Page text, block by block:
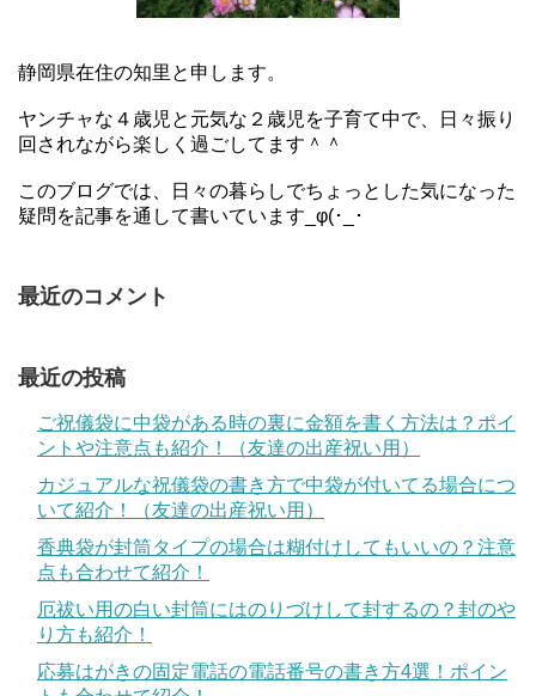
静岡県在住の知里と申します。
ヤンチャな４歳児と元気な２歳児を子育て中で、日々振り
回されながら楽しく過ごしてます＾＾
このブログでは、日々の暮らしでちょっとした気になった
疑問を記事を通して書いています_φ(･_･
最近のコメント
最近の投稿
ご祝儀袋に中袋がある時の裏に金額を書く方法は？ポイ
ントや注意点も紹介！（友達の出産祝い用）
カジュアルな祝儀袋の書き方で中袋が付いてる場合につ
いて紹介！（友達の出産祝い用）
香典袋が封筒タイプの場合は糊付けしてもいいの？注意
点も合わせて紹介！
厄祓い用の白い封筒にはのりづけして封するの？封のや
り方も紹介！
応募はがきの固定電話の電話番号の書き方4選！ポイン